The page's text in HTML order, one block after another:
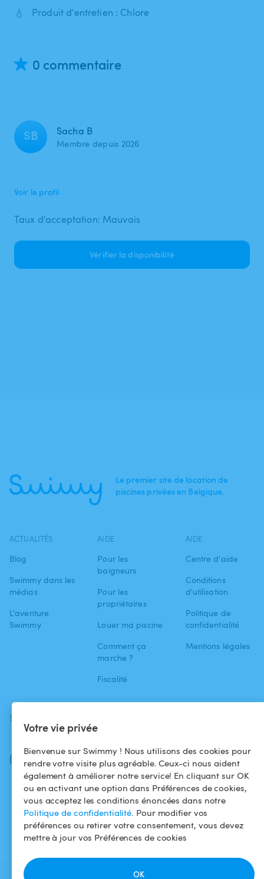
Votre vie privée
Bienvenue sur Swimmy ! Nous utilisons des cookies pour
rendre votre visite plus agréable. Ceux-ci nous aident
également à améliorer notre service! En cliquant sur OK
ou en activant une option dans Préférences de cookies,
vous acceptez les conditions énoncées dans notre
Politique de confidentialité. Pour modifier vos
préférences ou retirer votre consentement, vous devez
mettre à jour vos Préférences de cookies
OK
💧 Produit d'entretien : Chlore
0 commentaire
SB Sacha B
Membre depuis 2026
Voir le profil
Taux d'acceptation: Mauvais
Vérifier la disponibilité
Le premier site de location de
piscines privées en Belgique.
ACTUALITÉS
Blog
Swimmy dans les
médias
L'aventure
Swimmy
AIDE
Pour les
baigneurs
Pour les
propriétaires
Louer ma piscine
Comment ça
marche ?
Fiscalité
AIDE
Centre d'aide
Conditions
d'utilisation
Politique de
confidentialité
Mentions légales
SUIVEZ-NOUS
Instagram